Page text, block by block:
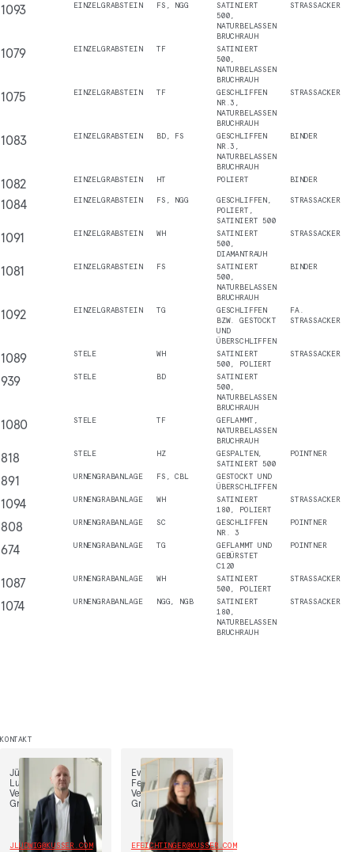
1093 EINZELGRABSTEIN FS, NGG
SATINIERT
500,
NATURBELASSEN
BRUCHRAUH
STRASSACKER
1079 EINZELGRABSTEIN TF
SATINIERT
500,
NATURBELASSEN
BRUCHRAUH
1075 EINZELGRABSTEIN TF
GESCHLIFFEN
NR.3,
NATURBELASSEN
BRUCHRAUH
STRASSACKER
1083 EINZELGRABSTEIN BD, FS
GESCHLIFFEN
NR.3,
NATURBELASSEN
BRUCHRAUH
BINDER
1082 EINZELGRABSTEIN HT POLIERT BINDER
1084 EINZELGRABSTEIN FS, NGG
GESCHLIFFEN,
POLIERT,
SATINIERT 500
STRASSACKER
1091 EINZELGRABSTEIN WH
SATINIERT
500,
DIAMANTRAUH
STRASSACKER
1081 EINZELGRABSTEIN FS
SATINIERT
500,
NATURBELASSEN
BRUCHRAUH
BINDER
1092 EINZELGRABSTEIN TG
GESCHLIFFEN
BZW. GESTOCKT
UND
ÜBERSCHLIFFEN
FA.
STRASSACKER
1089 STELE WH
SATINIERT
500, POLIERT
STRASSACKER
939 STELE BD
SATINIERT
500,
NATURBELASSEN
BRUCHRAUH
1080 STELE TF
GEFLAMMT,
NATURBELASSEN
BRUCHRAUH
818 STELE HZ
GESPALTEN,
SATINIERT 500
POINTNER
891 URNENGRABANLAGE FS, CBL
GESTOCKT UND
ÜBERSCHLIFFEN
1094 URNENGRABANLAGE WH
SATINIERT
180, POLIERT
STRASSACKER
808 URNENGRABANLAGE SC
GESCHLIFFEN
NR. 3
POINTNER
674 URNENGRABANLAGE TG
GEFLAMMT UND
GEBÜRSTET
C120
POINTNER
1087 URNENGRABANLAGE WH
SATINIERT
500, POLIERT
STRASSACKER
1074 URNENGRABANLAGE NGG, NGB
SATINIERT
180,
NATURBELASSEN
BRUCHRAUH
STRASSACKER
KONTAKT
Jürgen
Ludwig,
Vertriebsleiter
Grabmal
JLUDWIG@KUSSER.COM
Eva
Feichtinger,
Vertrieb
Grabmal
EFEICHTINGER@KUSSER.COM